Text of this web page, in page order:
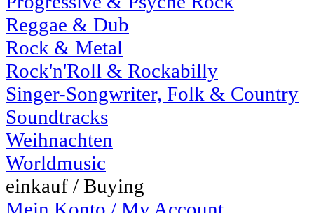
Reggae & Dub
Rock & Metal
Rock'n'Roll & Rockabilly
Singer-Songwriter, Folk & Country
Soundtracks
Weihnachten
Worldmusic
einkauf / Buying